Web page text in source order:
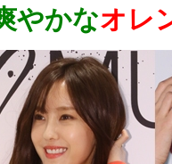
やかなオレ